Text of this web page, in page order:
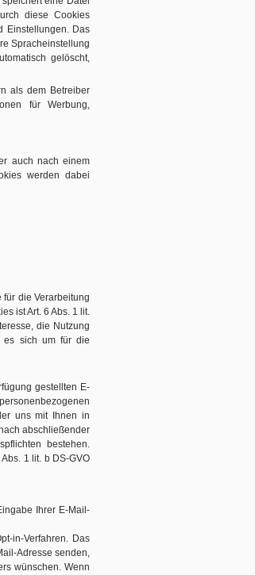
diese Cookies
Einstellungen. Das
Spracheinstellung
gelöscht,
als dem Betreiber
für Werbung,
auch nach einem
werden dabei
die Verarbeitung
ist Art. 6 Abs. 1 lit.
die Nutzung
es sich um für die
gestellten E-
uns mit Ihnen in
abschließender
bestehen.
1 lit. b DS-GVO
Ihrer E-Mail-
in-Verfahren. Das
Adresse senden,
wünschen. Wenn